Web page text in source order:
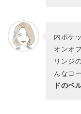
内ポケ
オンオ
リンジ
んなコ
ドのベ